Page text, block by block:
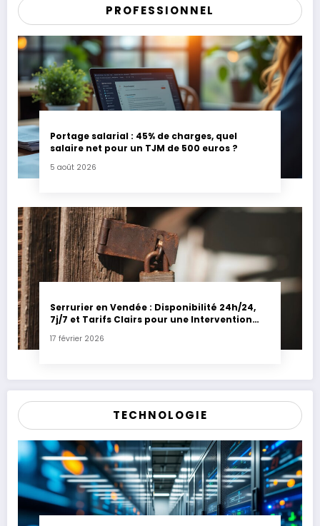
PROFESSIONNEL
Portage salarial : 45% de charges, quel
salaire net pour un TJM de 500 euros ?
5 août 2026
Serrurier en Vendée : Disponibilité 24h/24,
7j/7 et Tarifs Clairs pour une Intervention
17 février 2026
TECHNOLOGIE